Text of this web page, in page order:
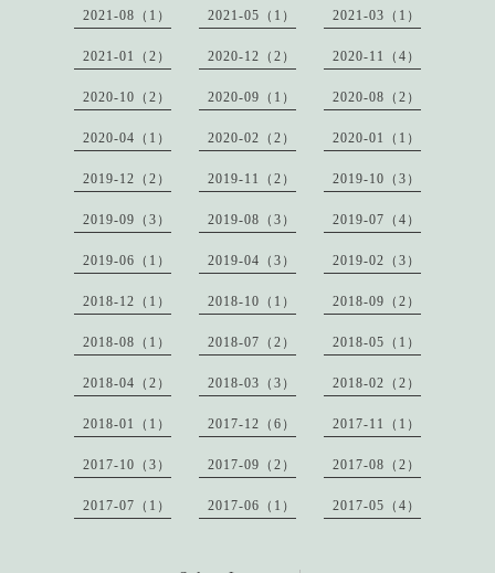
2021-08（1） 2021-05（1） 2021-03（1）
2021-01（2） 2020-12（2） 2020-11（4）
2020-10（2） 2020-09（1） 2020-08（2）
2020-04（1） 2020-02（2） 2020-01（1）
2019-12（2） 2019-11（2） 2019-10（3）
2019-09（3） 2019-08（3） 2019-07（4）
2019-06（1） 2019-04（3） 2019-02（3）
2018-12（1） 2018-10（1） 2018-09（2）
2018-08（1） 2018-07（2） 2018-05（1）
2018-04（2） 2018-03（3） 2018-02（2）
2018-01（1） 2017-12（6） 2017-11（1）
2017-10（3） 2017-09（2） 2017-08（2）
2017-07（1） 2017-06（1） 2017-05（4）